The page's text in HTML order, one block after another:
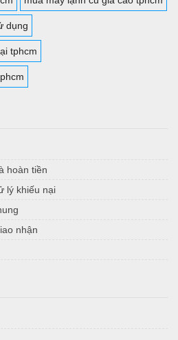
dụng
tphcm
hoàn tiền
lý khiếu nại
nhận